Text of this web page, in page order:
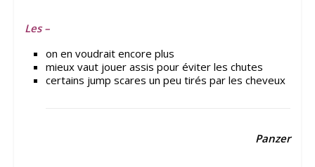
Les –
on en voudrait encore plus
mieux vaut jouer assis pour éviter les chutes
certains jump scares un peu tirés par les cheveux
Panzer